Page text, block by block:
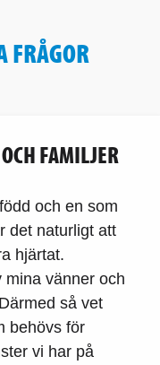
FRÅGOR
FAMILJER
och en som
det naturligt att
hjärtat.
mina vänner och
så vet
behövs för
vi har på